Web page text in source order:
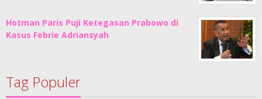
Hotman Paris Puji Ketegasan Prabowo di
Kasus Febrie Adriansyah
Tag Populer